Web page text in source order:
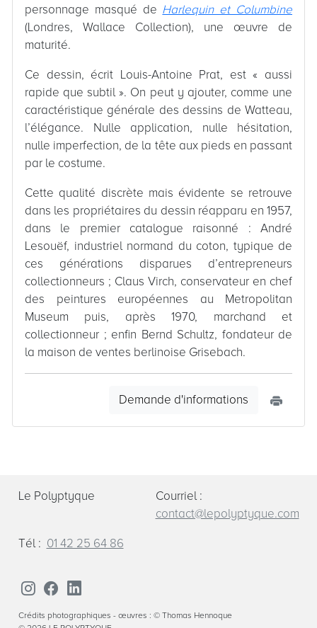
personnage masqué de Harlequin et Columbine
(Londres, Wallace Collection), une œuvre de
maturité.
Ce dessin, écrit Louis-Antoine Prat, est « aussi
rapide que subtil ». On peut y ajouter, comme une
caractéristique générale des dessins de Watteau,
l’élégance. Nulle application, nulle hésitation,
nulle imperfection, de la tête aux pieds en passant
par le costume.
Cette qualité discrète mais évidente se retrouve
dans les propriétaires du dessin réapparu en 1957,
dans le premier catalogue raisonné : André
Lesouëf, industriel normand du coton, typique de
ces générations disparues d’entrepreneurs
collectionneurs ; Claus Virch, conservateur en chef
des peintures européennes au Metropolitan
Museum puis, après 1970, marchand et
collectionneur ; enfin Bernd Schultz, fondateur de
la maison de ventes berlinoise Grisebach.
Demande d'informations
Le Polyptyque
Courriel :
contact@lepolyptyque.com
Tél : 01 42 25 64 86
Crédits photographiques - œuvres : © Thomas Hennoque